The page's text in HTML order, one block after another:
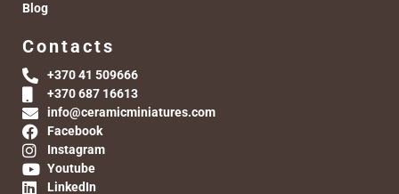
Blog
Contacts
+370 41 509666
+370 687 16613
info@ceramicminiatures.com
Facebook
Instagram
Youtube
LinkedIn